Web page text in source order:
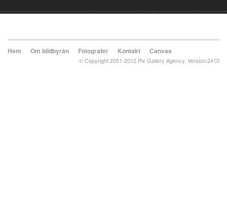
Hem Om bildbyrån Fotografer Kontakt Canvas
© Copyright 2001-2012 Pix Gallery Agency. Version:2410